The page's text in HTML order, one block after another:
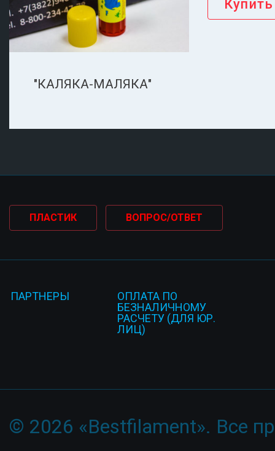
"КАЛЯКА-МАЛЯКА"
ПЛАСТИК ВОПРОС/ОТВЕТ
ПАРТНЕРЫ
ОПЛАТА ПО
БЕЗНАЛИЧНОМУ
РАСЧЕТУ (ДЛЯ ЮР.
ЛИЦ)
© 2026 «Bestfilament». Все